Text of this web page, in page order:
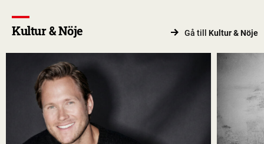
Kultur & Nöje Gå till Kultur & Nöje